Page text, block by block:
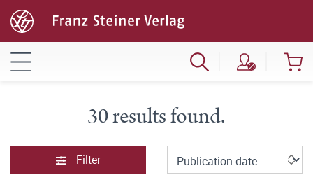
30 results found.
Filter